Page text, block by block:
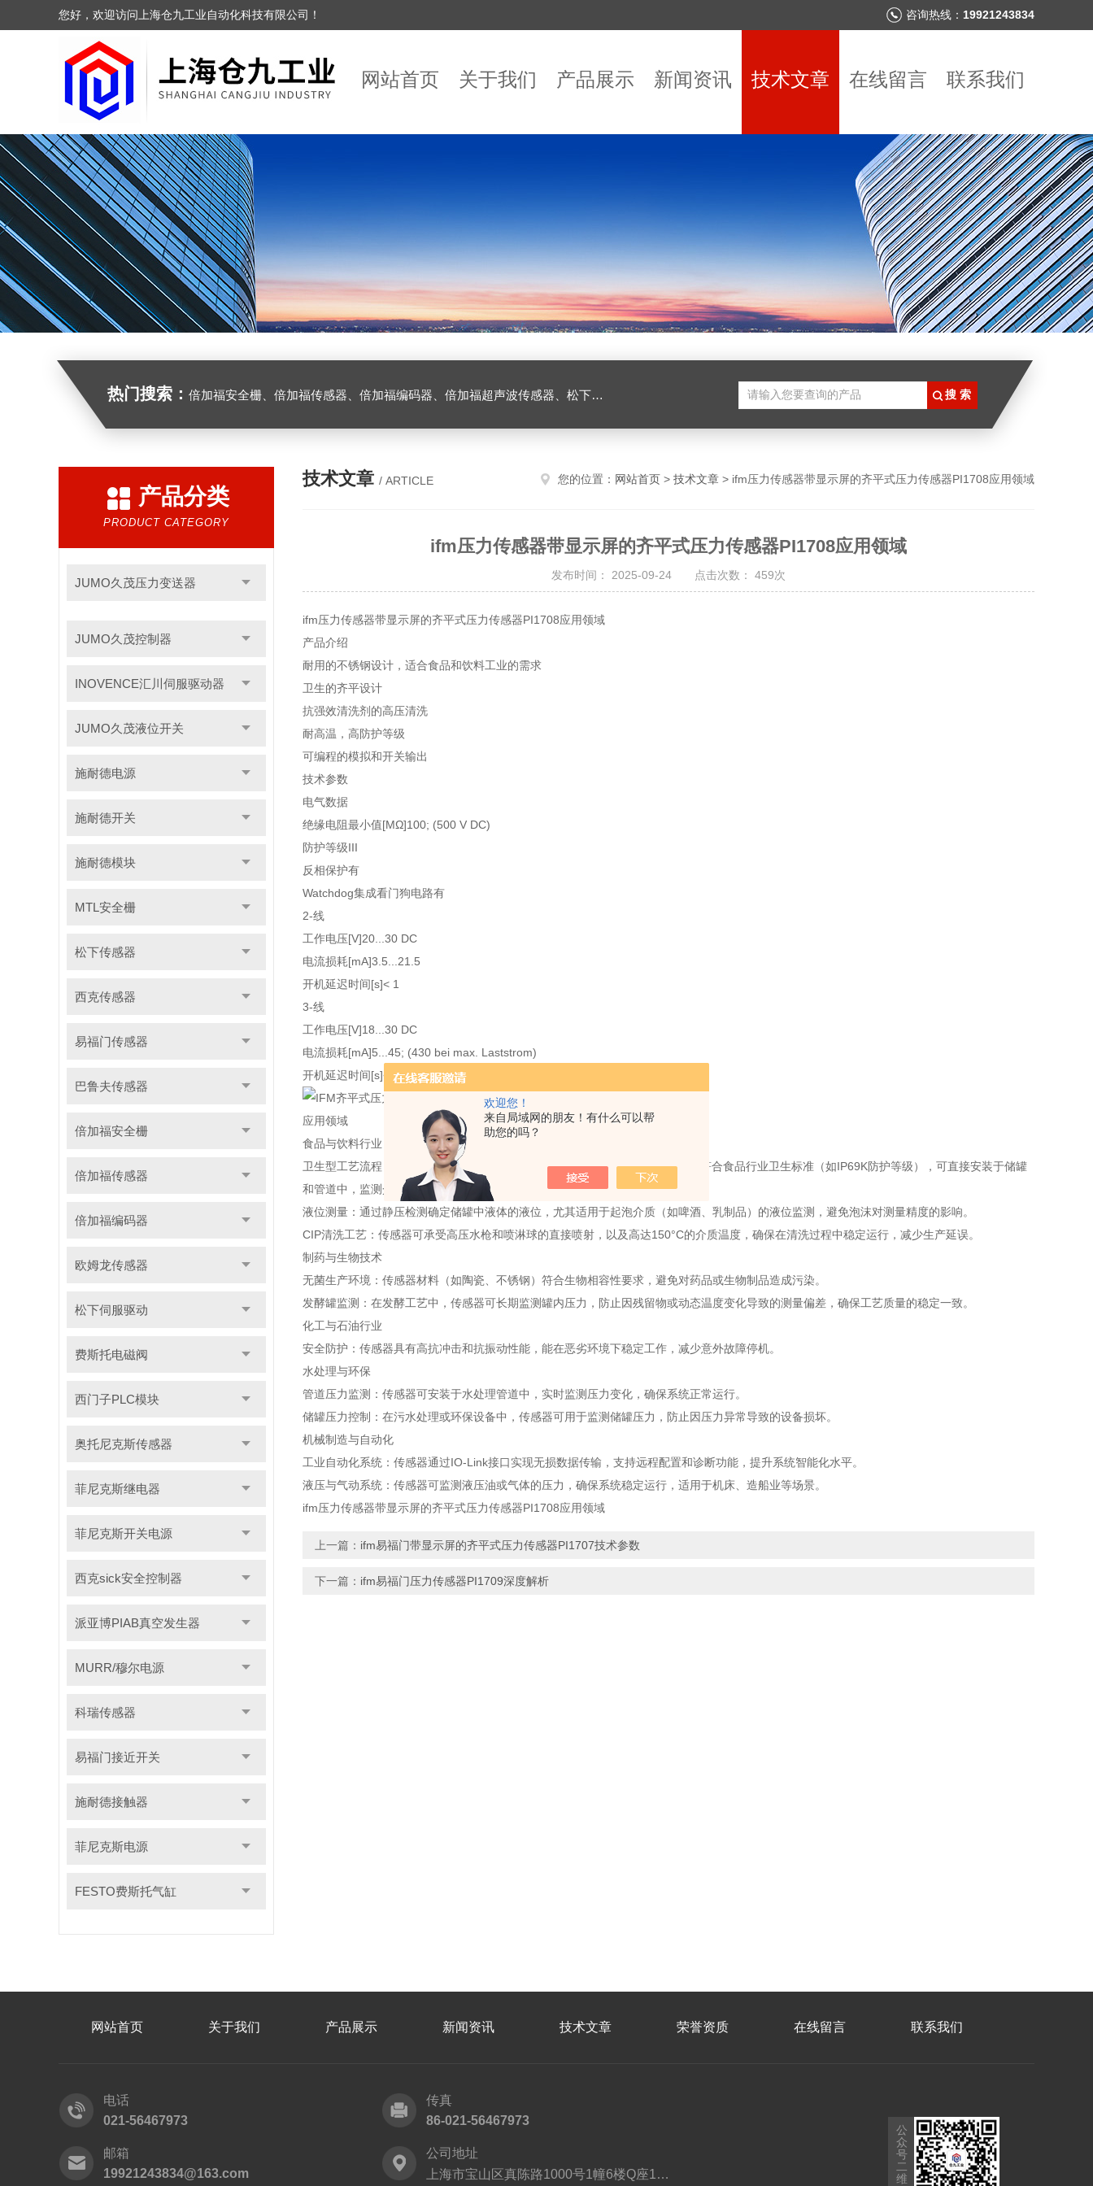
欢迎您！
来自局域网的朋友！有什么可以帮
助您的吗？
您好，欢迎访问上海仓九工业自动化科技有限公司！ 咨询热线： 19921243834
网站首页 关于我们 产品展示 新闻资讯 技术文章 在线留言 联系我们
热门搜索： 倍加福安全栅、倍加福传感器、倍加福编码器、倍加福超声波传感器、松下伺服驱动器、松下伺服电机、施耐德TM3模块、巴鲁夫位移传感器、易福门流量传感器等产品。
产品分类
PRODUCT CATEGORY
JUMO久茂压力变送器
JUMO久茂控制器
INOVENCE汇川伺服驱动器
JUMO久茂液位开关
施耐德电源
施耐德开关
施耐德模块
MTL安全栅
松下传感器
西克传感器
易福门传感器
巴鲁夫传感器
倍加福安全栅
倍加福传感器
倍加福编码器
欧姆龙传感器
松下伺服驱动
费斯托电磁阀
西门子PLC模块
奥托尼克斯传感器
菲尼克斯继电器
菲尼克斯开关电源
西克sick安全控制器
派亚博PIAB真空发生器
MURR/穆尔电源
科瑞传感器
易福门接近开关
施耐德接触器
菲尼克斯电源
FESTO费斯托气缸
技术文章 / ARTICLE 您的位置： 网站首页 > 技术文章 > ifm压力传感器带显示屏的齐平式压力传感器PI1708应用领域
ifm压力传感器带显示屏的齐平式压力传感器PI1708应用领域
发布时间： 2025-09-24 点击次数： 459次
ifm压力传感器带显示屏的齐平式压力传感器PI1708应用领域
产品介绍
耐用的不锈钢设计，适合食品和饮料工业的需求
卫生的齐平设计
抗强效清洗剂的高压清洗
耐高温，高防护等级
可编程的模拟和开关输出
技术参数
电气数据
绝缘电阻最小值[MΩ]100; (500 V DC)
防护等级III
反相保护有
Watchdog集成看门狗电路有
2-线
工作电压[V]20...30 DC
电流损耗[mA]3.5...21.5
开机延迟时间[s]< 1
3-线
工作电压[V]18...30 DC
电流损耗[mA]5...45; (430 bei max. Laststrom)
开机延迟时间[s]< 0.5
应用领域
食品与饮料行业
卫生型工艺流程：PI系列传感器采用全焊接不锈钢外壳和齐平式陶瓷测量元件，符合食品行业卫生标准（如IP69K防护等级），可直接安装于储罐
和管道中，监测介质压力。
液位测量：通过静压检测确定储罐中液体的液位，尤其适用于起泡介质（如啤酒、乳制品）的液位监测，避免泡沫对测量精度的影响。
CIP清洗工艺：传感器可承受高压水枪和喷淋球的直接喷射，以及高达150°C的介质温度，确保在清洗过程中稳定运行，减少生产延误。
制药与生物技术
无菌生产环境：传感器材料（如陶瓷、不锈钢）符合生物相容性要求，避免对药品或生物制品造成污染。
发酵罐监测：在发酵工艺中，传感器可长期监测罐内压力，防止因残留物或动态温度变化导致的测量偏差，确保工艺质量的稳定一致。
化工与石油行业
安全防护：传感器具有高抗冲击和抗振动性能，能在恶劣环境下稳定工作，减少意外故障停机。
水处理与环保
管道压力监测：传感器可安装于水处理管道中，实时监测压力变化，确保系统正常运行。
储罐压力控制：在污水处理或环保设备中，传感器可用于监测储罐压力，防止因压力异常导致的设备损坏。
机械制造与自动化
工业自动化系统：传感器通过IO-Link接口实现无损数据传输，支持远程配置和诊断功能，提升系统智能化水平。
液压与气动系统：传感器可监测液压油或气体的压力，确保系统稳定运行，适用于机床、造船业等场景。
ifm压力传感器带显示屏的齐平式压力传感器PI1708应用领域
上一篇： ifm易福门带显示屏的齐平式压力传感器PI1707技术参数
下一篇： ifm易福门压力传感器PI1709深度解析
网站首页 关于我们 产品展示 新闻资讯 技术文章 荣誉资质 在线留言 联系我们
电话
021-56467973
传真
86-021-56467973
邮箱
19921243834@163.com
公司地址
上海市宝山区真陈路1000号1幢6楼Q座1152
公
众
号
二
维